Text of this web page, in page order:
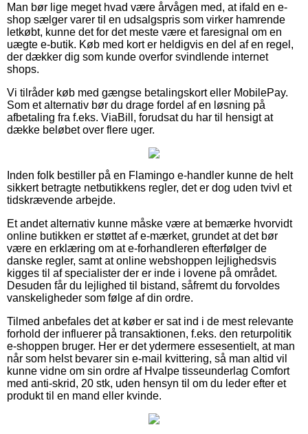
Man bør lige meget hvad være årvågen med, at ifald en e-
shop sælger varer til en udsalgspris som virker hamrende
letkøbt, kunne det for det meste være et faresignal om en
uægte e-butik. Køb med kort er heldigvis en del af en regel,
der dækker dig som kunde overfor svindlende internet
shops.
Vi tilråder køb med gængse betalingskort eller MobilePay.
Som et alternativ bør du drage fordel af en løsning på
afbetaling fra f.eks. ViaBill, forudsat du har til hensigt at
dække beløbet over flere uger.
Inden folk bestiller på en Flamingo e-handler kunne de helt
sikkert betragte netbutikkens regler, det er dog uden tvivl et
tidskrævende arbejde.
Et andet alternativ kunne måske være at bemærke hvorvidt
online butikken er støttet af e-mærket, grundet at det bør
være en erklæring om at e-forhandleren efterfølger de
danske regler, samt at online webshoppen lejlighedsvis
kigges til af specialister der er inde i lovene på området.
Desuden får du lejlighed til bistand, såfremt du forvoldes
vanskeligheder som følge af din ordre.
Tilmed anbefales det at køber er sat ind i de mest relevante
forhold der influerer på transaktionen, f.eks. den returpolitik
e-shoppen bruger. Her er det ydermere essesentielt, at man
når som helst bevarer sin e-mail kvittering, så man altid vil
kunne vidne om sin ordre af Hvalpe tisseunderlag Comfort
med anti-skrid, 20 stk, uden hensyn til om du leder efter et
produkt til en mand eller kvinde.